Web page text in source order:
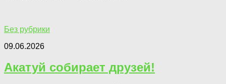
Без рубрики
09.06.2026
Акатуй собирает друзей!